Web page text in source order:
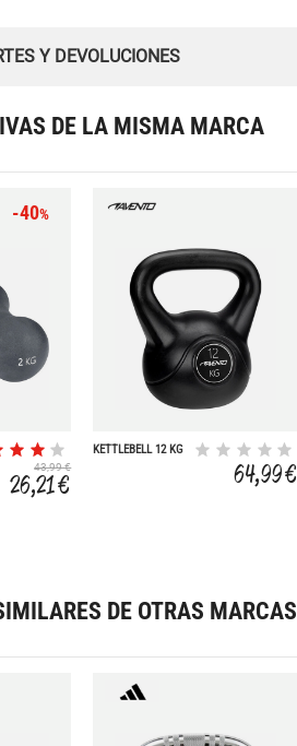
Y DEVOLUCIONES
DE LA MISMA MARCA
-40%
43,99 €
26,21 €
KETTLEBELL 12 KG
64,99 €
DE OTRAS MARCAS